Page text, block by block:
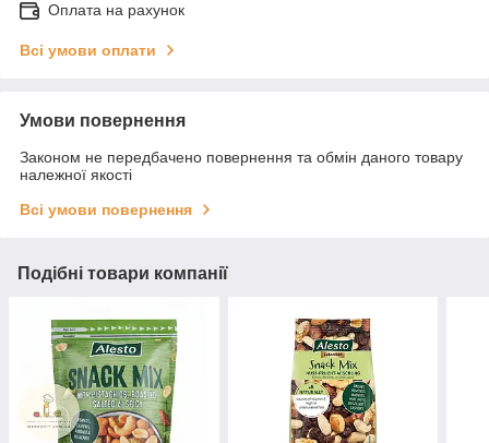
Оплата на рахунок
Всі умови оплати
Умови повернення
Законом не передбачено повернення та обмін даного товару
належної якості
Всі умови повернення
Подібні товари компанії